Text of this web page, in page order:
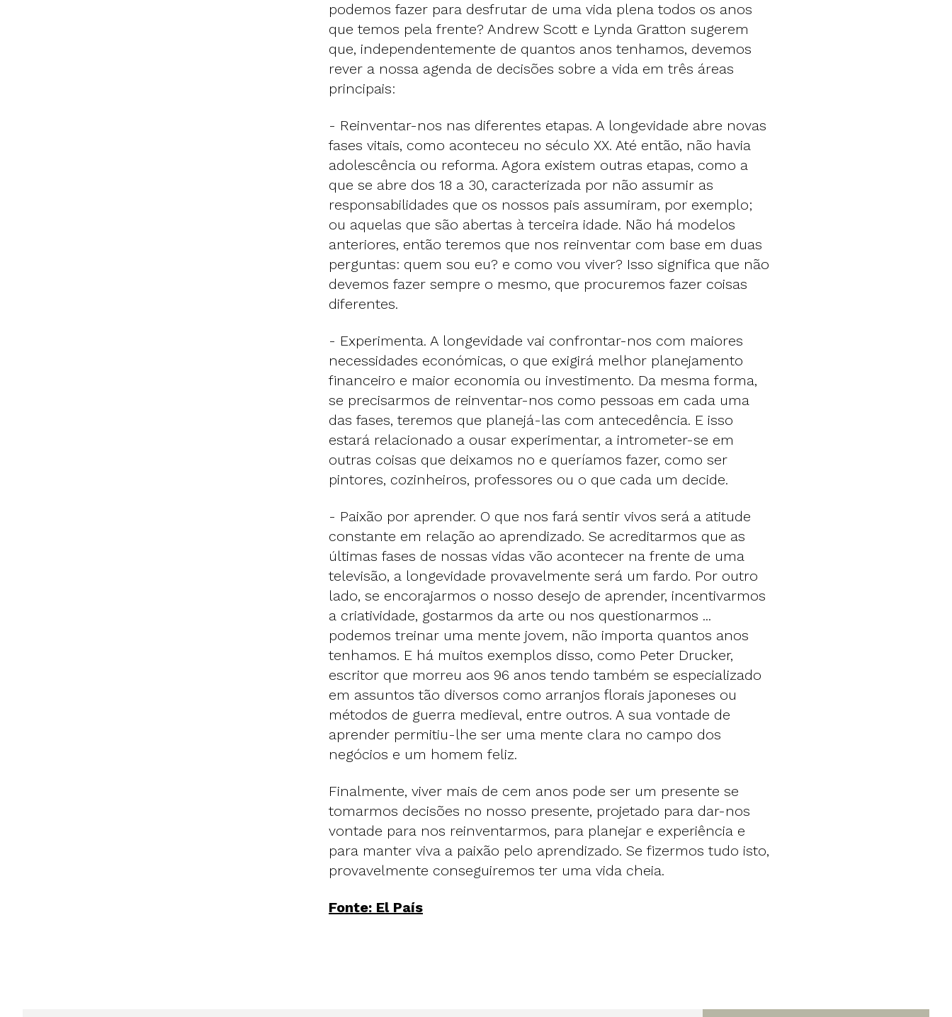
podemos fazer para desfrutar de uma vida plena todos os anos
que temos pela frente? Andrew Scott e Lynda Gratton sugerem
que, independentemente de quantos anos tenhamos, devemos
rever a nossa agenda de decisões sobre a vida em três áreas
principais:
- Reinventar-nos nas diferentes etapas. A longevidade abre novas
fases vitais, como aconteceu no século XX. Até então, não havia
adolescência ou reforma. Agora existem outras etapas, como a
que se abre dos 18 a 30, caracterizada por não assumir as
responsabilidades que os nossos pais assumiram, por exemplo;
ou aquelas que são abertas à terceira idade. Não há modelos
anteriores, então teremos que nos reinventar com base em duas
perguntas: quem sou eu? e como vou viver? Isso significa que não
devemos fazer sempre o mesmo, que procuremos fazer coisas
diferentes.
- Experimenta. A longevidade vai confrontar-nos com maiores
necessidades económicas, o que exigirá melhor planejamento
financeiro e maior economia ou investimento. Da mesma forma,
se precisarmos de reinventar-nos como pessoas em cada uma
das fases, teremos que planejá-las com antecedência. E isso
estará relacionado a ousar experimentar, a intrometer-se em
outras coisas que deixamos no e queríamos fazer, como ser
pintores, cozinheiros, professores ou o que cada um decide.
- Paixão por aprender. O que nos fará sentir vivos será a atitude
constante em relação ao aprendizado. Se acreditarmos que as
últimas fases de nossas vidas vão acontecer na frente de uma
televisão, a longevidade provavelmente será um fardo. Por outro
lado, se encorajarmos o nosso desejo de aprender, incentivarmos
a criatividade, gostarmos da arte ou nos questionarmos ...
podemos treinar uma mente jovem, não importa quantos anos
tenhamos. E há muitos exemplos disso, como Peter Drucker,
escritor que morreu aos 96 anos tendo também se especializado
em assuntos tão diversos como arranjos florais japoneses ou
métodos de guerra medieval, entre outros. A sua vontade de
aprender permitiu-lhe ser uma mente clara no campo dos
negócios e um homem feliz.
Finalmente, viver mais de cem anos pode ser um presente se
tomarmos decisões no nosso presente, projetado para dar-nos
vontade para nos reinventarmos, para planejar e experiência e
para manter viva a paixão pelo aprendizado. Se fizermos tudo isto,
provavelmente conseguiremos ter uma vida cheia.
Fonte: El País